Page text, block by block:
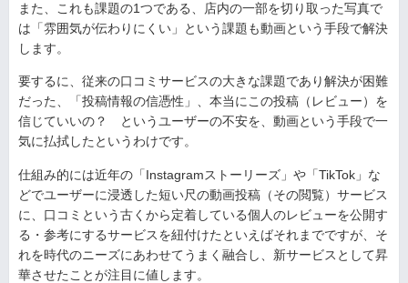
また、これも課題の1つである、店内の一部を切り取った写真で
は「雰囲気が伝わりにくい」という課題も動画という手段で解決
します。
要するに、従来の口コミサービスの大きな課題であり解決が困難
だった、「投稿情報の信憑性」、本当にこの投稿（レビュー）を
信じていいの？ というユーザーの不安を、動画という手段で一
気に払拭したというわけです。
仕組み的には近年の「Instagramストーリーズ」や「TikTok」な
どでユーザーに浸透した短い尺の動画投稿（その閲覧）サービス
に、口コミという古くから定着している個人のレビューを公開す
る・参考にするサービスを紐付けたといえばそれまでですが、そ
れを時代のニーズにあわせてうまく融合し、新サービスとして昇
華させたことが注目に値します。